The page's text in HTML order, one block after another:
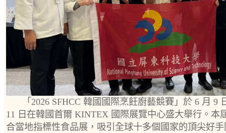
「2026 SFHCC 韓國國際烹飪廚藝競賽」於 6 月 9
11 日在韓國首爾 KINTEX 國際展覽中心盛大舉行。本
合當地指標性食品展，吸引全球十多個國家的頂尖好